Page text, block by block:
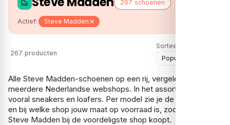
267 schoenen
Actief: Steve Madden
267 producten
Sorteer:
Alle Steve Madden-schoenen op een rij, vergeleken over
meerdere Nederlandse webshops. In het assortiment vind je
vooral sneakers en loafers. Per model zie je de laagste prijs
en bij welke shop jouw maat op voorraad is, zodat je je
Steve Madden bij de voordeligste shop koopt.